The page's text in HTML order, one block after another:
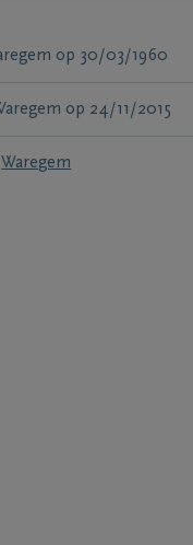
op 30/03/1960
op 24/11/2015
Waregem